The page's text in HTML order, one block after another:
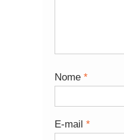
Nome *
E-mail *